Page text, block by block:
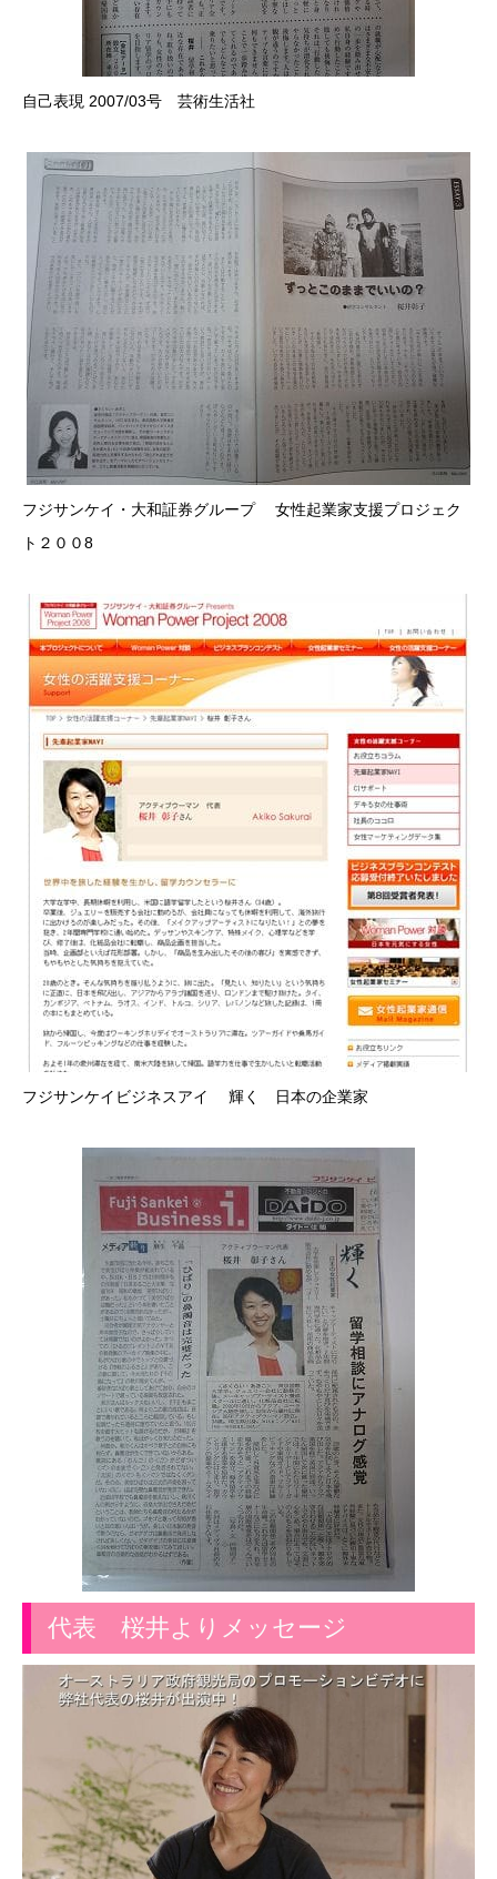
自己表現 2007/03号 芸術生活社
フジサンケイ・大和証券グループ 女性起業家支援プロジェク
ト２００8
フジサンケイビジネスアイ 輝く 日本の企業家
代表 桜井よりメッセージ